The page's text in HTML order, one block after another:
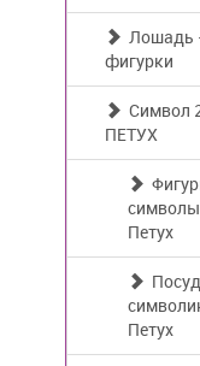
Лошадь
фигурки
Символ
ПЕТУХ
Петух
Петух